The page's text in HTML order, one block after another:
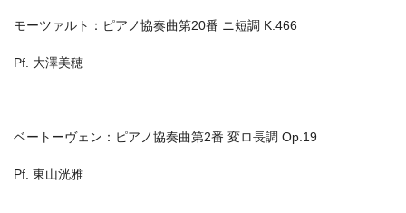
モーツァルト：ピアノ協奏曲第20番 ニ短調 K.466
Pf. 大澤美穂
ベートーヴェン：ピアノ協奏曲第2番 変ロ長調 Op.19
Pf. 東山洸雅